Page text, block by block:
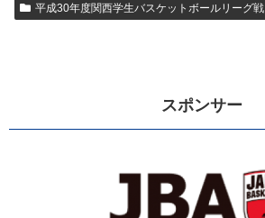
平成30年度関西学生バスケットボールリーグ戦
スポンサー